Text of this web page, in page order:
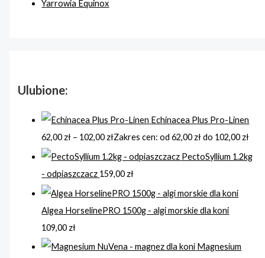
Yarrowia Equinox
Ulubione:
Echinacea Plus Pro-Linen
62,00 zł – 102,00 złZakres cen: od 62,00 zł do 102,00 zł
PectoSyllium 1.2kg
- odpiaszczacz 159,00 zł
Algea HorselinePRO 1500g - algi morskie dla koni
109,00 zł
Magnesium